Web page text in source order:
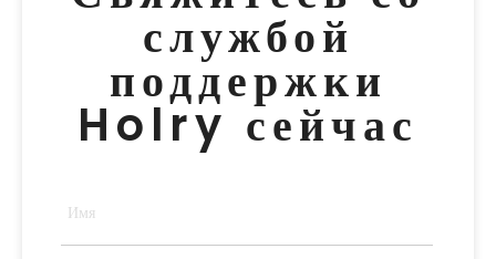
службой
поддержки
Holry сейчас